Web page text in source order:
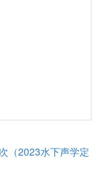
（2023水下声学定